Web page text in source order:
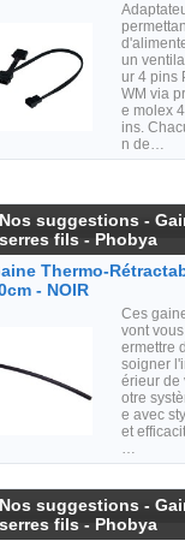
un
ur 4 pins
WM via
e molex
ins.
n de…
Nos suggestions -
serres fils - Phobya
Thermo-
- NOIR
Ces
vont
ermettre
soigner
érieur de
otre
e avec
et
…
Nos suggestions -
serres fils - Phobya